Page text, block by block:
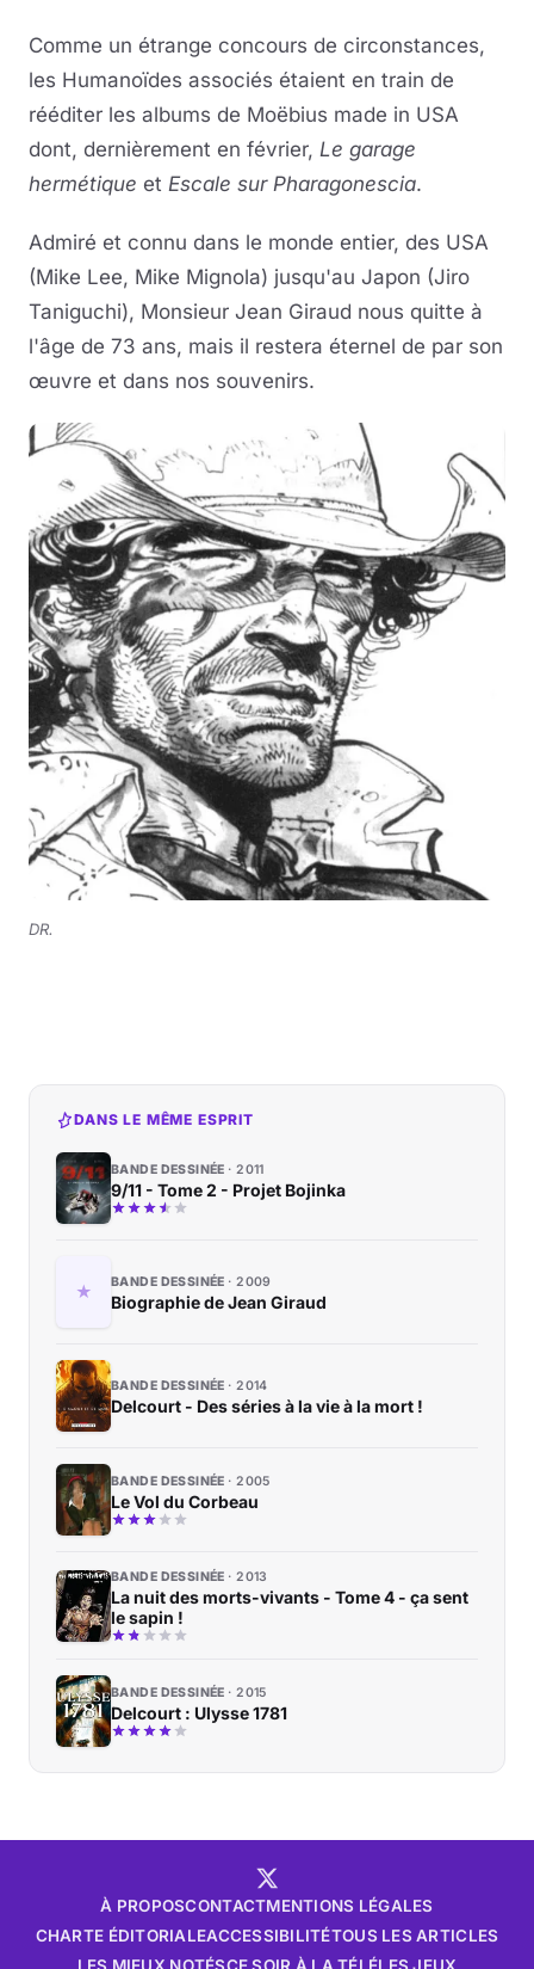
Comme un étrange concours de circonstances,
les Humanoïdes associés étaient en train de
rééditer les albums de Moëbius made in USA
dont, dernièrement en février, Le garage
hermétique et Escale sur Pharagonescia.
Admiré et connu dans le monde entier, des USA
(Mike Lee, Mike Mignola) jusqu'au Japon (Jiro
Taniguchi), Monsieur Jean Giraud nous quitte à
l'âge de 73 ans, mais il restera éternel de par son
œuvre et dans nos souvenirs.
DR.
DANS LE MÊME ESPRIT
BANDE DESSINÉE 2011
9/11 - Tome 2 - Projet Bojinka
BANDE DESSINÉE 2009
Biographie de Jean Giraud
BANDE DESSINÉE 2014
Delcourt - Des séries à la vie à la mort !
BANDE DESSINÉE 2005
Le Vol du Corbeau
BANDE DESSINÉE 2013
La nuit des morts-vivants - Tome 4 - ça sent
le sapin !
BANDE DESSINÉE 2015
Delcourt : Ulysse 1781
À PROPOSCONTACTMENTIONS LÉGALES
CHARTE ÉDITORIALEACCESSIBILITÉTOUS LES ARTICLES